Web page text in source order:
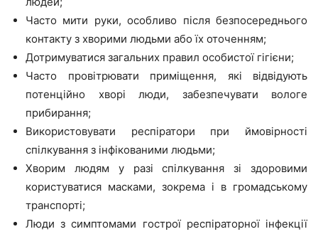
Часто мити руки, особливо після безпосереднього
контакту з хворими людьми або їх оточенням;
Дотримуватися загальних правил особистої гігієни;
Часто провітрювати приміщення, які відвідують
потенційно хворі люди, забезпечувати вологе
прибирання;
Використовувати респіратори при ймовірності
спілкування з інфікованими людьми;
Хворим людям у разі спілкування зі здоровими
користуватися масками, зокрема і в громадському
транспорті;
Люди з симптомами гострої респіраторної інфекції